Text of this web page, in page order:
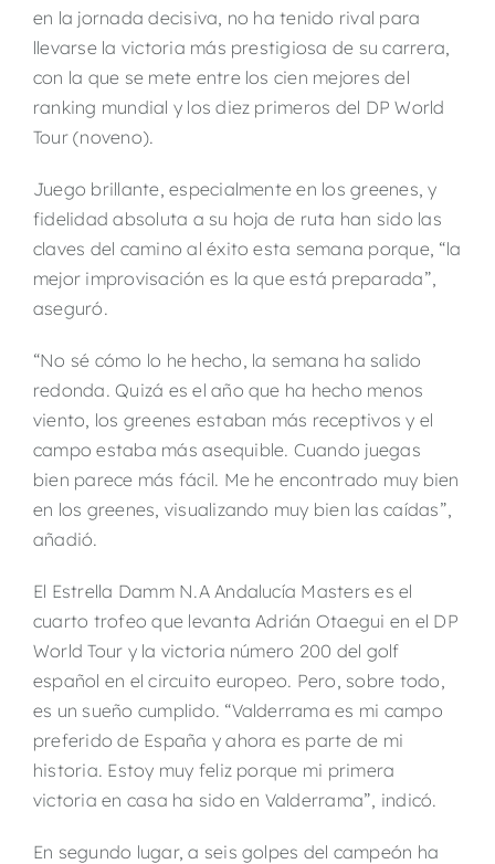
en la jornada decisiva, no ha tenido rival para
llevarse la victoria más prestigiosa de su carrera,
con la que se mete entre los cien mejores del
ranking mundial y los diez primeros del DP World
Tour (noveno).
Juego brillante, especialmente en los greenes, y
fidelidad absoluta a su hoja de ruta han sido las
claves del camino al éxito esta semana porque, “la
mejor improvisación es la que está preparada”,
aseguró.
“No sé cómo lo he hecho, la semana ha salido
redonda. Quizá es el año que ha hecho menos
viento, los greenes estaban más receptivos y el
campo estaba más asequible. Cuando juegas
bien parece más fácil. Me he encontrado muy bien
en los greenes, visualizando muy bien las caídas”,
añadió.
El Estrella Damm N.A Andalucía Masters es el
cuarto trofeo que levanta Adrián Otaegui en el DP
World Tour y la victoria número 200 del golf
español en el circuito europeo. Pero, sobre todo,
es un sueño cumplido. “Valderrama es mi campo
preferido de España y ahora es parte de mi
historia. Estoy muy feliz porque mi primera
victoria en casa ha sido en Valderrama”, indicó.
En segundo lugar, a seis golpes del campeón ha